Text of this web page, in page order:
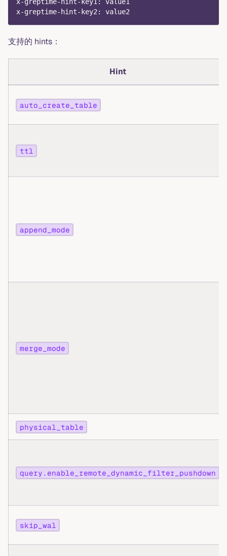
x-greptime-hint-key2: value2
支持的 hints：
Hint
auto_create_table
ttl
append_mode
merge_mode
physical_table
query.enable_remote_dynamic_filter_pushdown
skip_wal